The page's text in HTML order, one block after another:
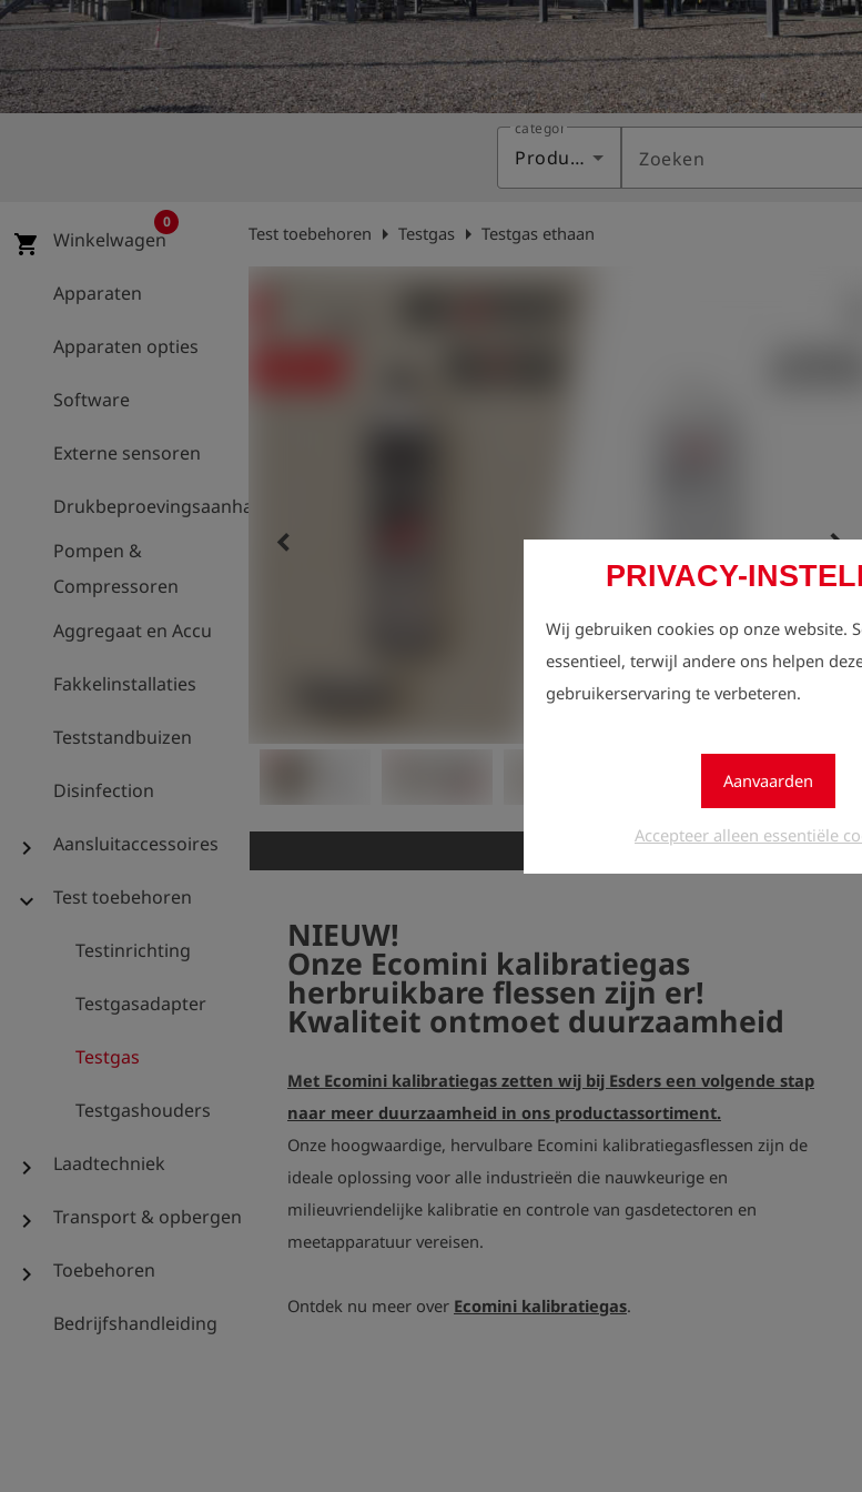
shieldRegistratie
PRIVACY-
Wij gebruiken cookies op onze website.
essentieel, terwijl andere ons helpen
gebruikerservaring te verbeteren.
Aanvaarden
Accepteer alleen essentiële
categorie
Producten Zoeken
shopping_cart Winkelwagen
0
Apparaten
Apparaten opties
Software
Externe sensoren
Drukbeproevingsaanhanger
Pompen &
Compressoren
Aggregaat en Accu
Fakkelinstallaties
Teststandbuizen
Disinfection
chevron_right Aansluitaccessoires
expand_more Test toebehoren
Testinrichting
Testgasadapter
Testgas
Testgashouders
chevron_right Laadtechniek
chevron_right Transport & opbergen
chevron_right Toebehoren
Bedrijfshandleiding
Test toebehoren arrow_right Testgas arrow_right Testgas ethaan
keyboard_arrow_left keyboard_arrow_right
NIEUW!
Onze Ecomini kalibratiegas
herbruikbare flessen zijn er!
Kwaliteit ontmoet duurzaamheid
Met Ecomini kalibratiegas zetten wij bij Esders een volgende stap
naar meer duurzaamheid in ons productassortiment.
Onze hoogwaardige, hervulbare Ecomini kalibratiegasflessen zijn de
ideale oplossing voor alle industrieën die nauwkeurige en
milieuvriendelijke kalibratie en controle van gasdetectoren en
meetapparatuur vereisen.
Ontdek nu meer over Ecomini kalibratiegas.